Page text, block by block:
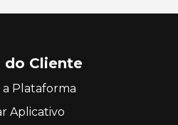
do Cliente
a Plataforma
Aplicativo